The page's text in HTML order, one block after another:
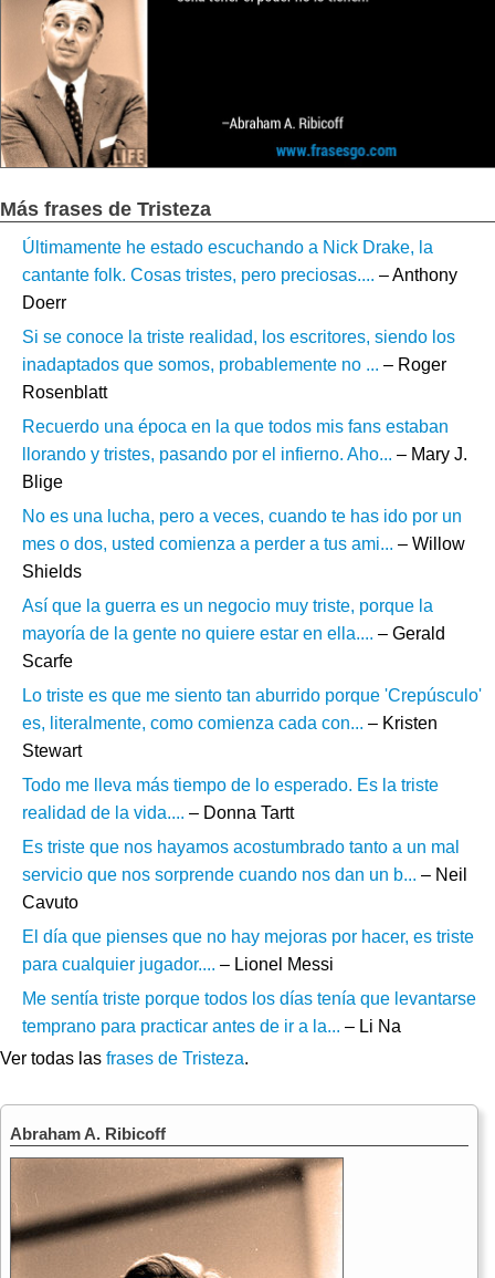
Más frases de Tristeza
Últimamente he estado escuchando a Nick Drake, la
cantante folk. Cosas tristes, pero preciosas.... – Anthony
Doerr
Si se conoce la triste realidad, los escritores, siendo los
inadaptados que somos, probablemente no ... – Roger
Rosenblatt
Recuerdo una época en la que todos mis fans estaban
llorando y tristes, pasando por el infierno. Aho... – Mary J.
Blige
No es una lucha, pero a veces, cuando te has ido por un
mes o dos, usted comienza a perder a tus ami... – Willow
Shields
Así que la guerra es un negocio muy triste, porque la
mayoría de la gente no quiere estar en ella.... – Gerald
Scarfe
Lo triste es que me siento tan aburrido porque 'Crepúsculo'
es, literalmente, como comienza cada con... – Kristen
Stewart
Todo me lleva más tiempo de lo esperado. Es la triste
realidad de la vida.... – Donna Tartt
Es triste que nos hayamos acostumbrado tanto a un mal
servicio que nos sorprende cuando nos dan un b... – Neil
Cavuto
El día que pienses que no hay mejoras por hacer, es triste
para cualquier jugador.... – Lionel Messi
Me sentía triste porque todos los días tenía que levantarse
temprano para practicar antes de ir a la... – Li Na
Ver todas las frases de Tristeza.
Abraham A. Ribicoff